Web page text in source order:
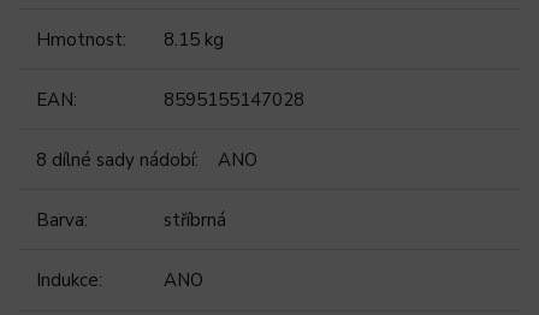
Hmotnost: 8.15 kg
EAN: 8595155147028
8 dílné sady nádobí: ANO
Barva: stříbrná
Indukce: ANO